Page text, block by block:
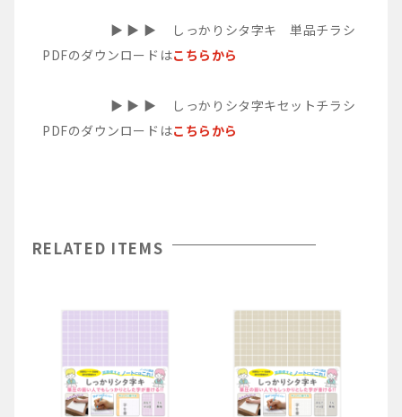
▶︎ ▶︎ ▶︎ しっかりシタ字キ 単品チラシ
PDFのダウンロードはこちらから
▶︎ ▶︎ ▶︎ しっかりシタ字キセットチラシ
PDFのダウンロードはこちらから
RELATED ITEMS